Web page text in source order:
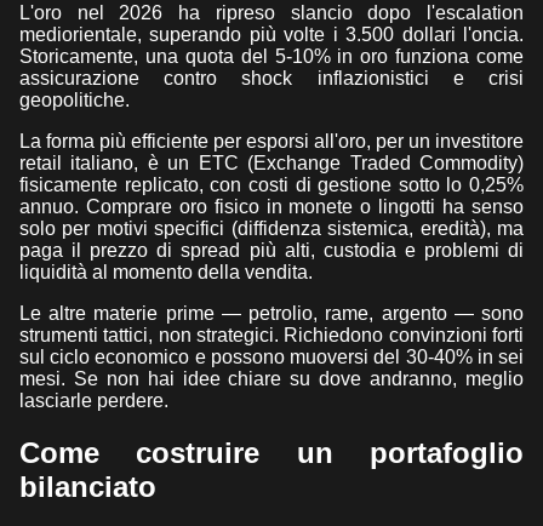
L'oro nel 2026 ha ripreso slancio dopo l'escalation
mediorientale, superando più volte i 3.500 dollari l'oncia.
Storicamente, una quota del 5-10% in oro funziona come
assicurazione contro shock inflazionistici e crisi
geopolitiche.
La forma più efficiente per esporsi all'oro, per un investitore
retail italiano, è un ETC (Exchange Traded Commodity)
fisicamente replicato, con costi di gestione sotto lo 0,25%
annuo. Comprare oro fisico in monete o lingotti ha senso
solo per motivi specifici (diffidenza sistemica, eredità), ma
paga il prezzo di spread più alti, custodia e problemi di
liquidità al momento della vendita.
Le altre materie prime — petrolio, rame, argento — sono
strumenti tattici, non strategici. Richiedono convinzioni forti
sul ciclo economico e possono muoversi del 30-40% in sei
mesi. Se non hai idee chiare su dove andranno, meglio
lasciarle perdere.
Come costruire un portafoglio
bilanciato